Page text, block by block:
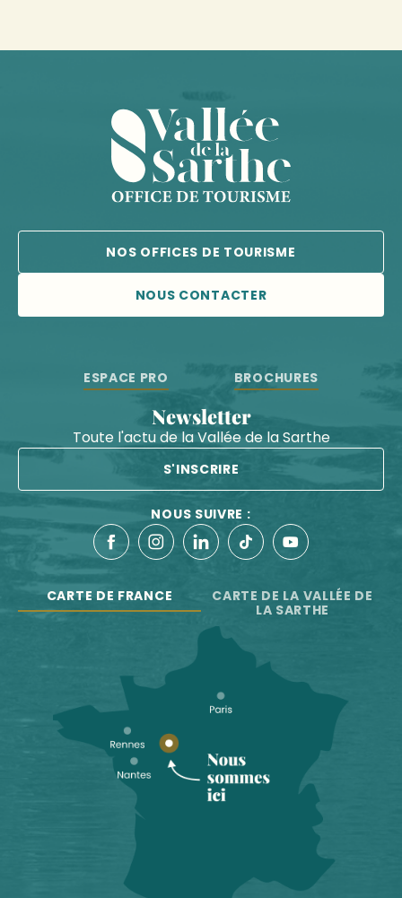
NOS OFFICES DE TOURISME
NOUS CONTACTER
ESPACE PRO BROCHURES
Newsletter
Toute l'actu de la Vallée de la Sarthe
S'INSCRIRE
NOUS SUIVRE :
CARTE DE FRANCE
CARTE DE LA VALLÉE DE
LA SARTHE